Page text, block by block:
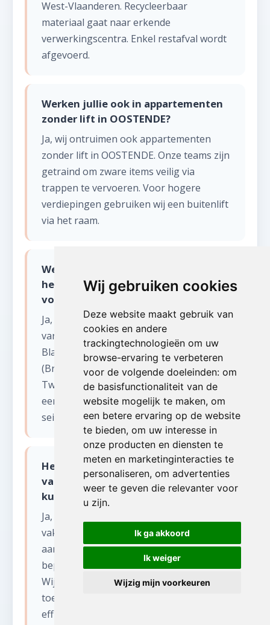
Wij gebruiken cookies
Deze website maakt gebruik van
cookies en andere
trackingtechnologieën om uw
browse-ervaring te verbeteren
voor de volgende doeleinden: om
de basisfunctionaliteit van de
website mogelijk te maken, om
een betere ervaring op de website
te bieden, om uw interesse in
onze producten en diensten te
meten en marketinginteracties te
personaliseren, om advertenties
weer te geven die relevanter voor
u zijn.
Ik ga akkoord
Ik weiger
Wijzig mijn voorkeuren
West-Vlaanderen. Recycleerbaar
materiaal gaat naar erkende
verwerkingscentra. Enkel restafval wordt
afgevoerd.
Werken jullie ook in appartementen
zonder lift in OOSTENDE?
Ja, wij ontruimen ook appartementen
zonder lift in OOSTENDE. Onze teams zijn
getraind om zware items veilig via
trappen te vervoeren. Voor hogere
verdiepingen gebruiken wij een buitenlift
via het raam.
Werken jullie ook aan de kust en in
het binnenland van West-Vlaanderen
voor leegmaken appartement?
Ja, wij bedienen heel West-Vlaanderen:
van de kuststeden (Oostende, Knokke,
Blankenberge) tot het binnenland
(Brugge, Kortrijk, Roeselare, Ieper).
Tweede verblijven aan zee vereisen vaak
een specifieke aanpak vanwege
seizoensgebonden bewoning.
Hebben jullie ervaring met
vakantiewoningen aan de Belgische
kust bij leegmaken appartement?
Ja, wij ruimen regelmatig
vakantieappartementen en -woningen op
aan de kust. Deze panden hebben vaak
beperkte opslagruimte en smalle liften.
Wij plannen het werk buiten het
toeristisch seizoen of werken discreet en
efficiënt tijdens het seizoen.